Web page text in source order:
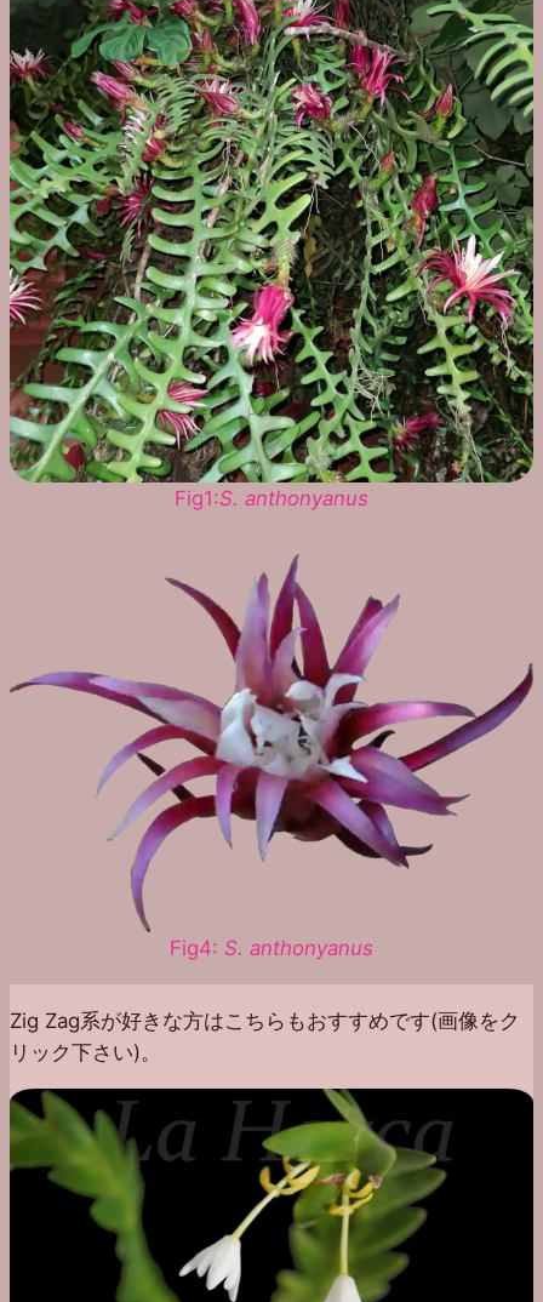
Fig1:S. anthonyanus
Fig4: S. anthonyanus
Zig Zag系が好きな方はこちらもおすすめです(画像をク
リック下さい)。